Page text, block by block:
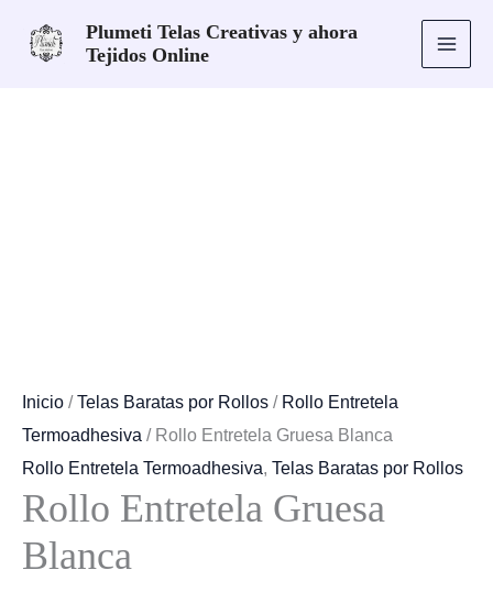
Plumeti Telas Creativas y ahora
Tejidos Online
¡Oferta!
Inicio /Telas Baratas por Rollos / Rollo Entretela
Termoadhesiva / Rollo Entretela Gruesa Blanca
Rollo Entretela Termoadhesiva, Telas Baratas por Rollos
Rollo Entretela Gruesa
Blanca